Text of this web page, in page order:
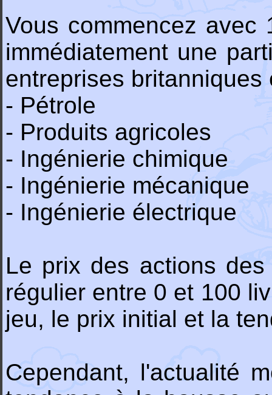
Vous commencez
immédiatement une
entreprises
- Pétrole
- Produits agricoles
- Ingénierie chimique
- Ingénierie mécanique
- Ingénierie électrique
Le prix des actions
régulier entre 0 et 100
jeu, le prix initial et la
Cependant, l'actualité